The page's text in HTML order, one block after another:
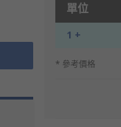
單位
1 +
* 參考價格